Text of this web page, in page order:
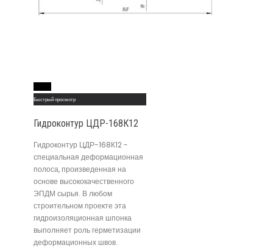
Быстрый просмотр
Гидроконтур ЦДР-168К12
Гидроконтур ЦДР-168К12 -
специальная деформационная
полоса, произведенная на
основе высококачественного
ЭПДМ сырья. В любом
строительном проекте эта
гидроизоляционная шпонка
выполняет роль герметизации
деформационных швов.